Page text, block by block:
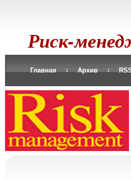
Риск-
Главная Архив